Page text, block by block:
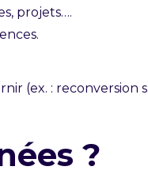
projets….
(ex. :
?